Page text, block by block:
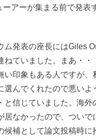
ーアーが集まる前で発表
ム発表の座長にはGiles
ねていました。まあ・・
い印象もある人ですが、
選んでくれたので悪いよ
と信じていました。海外
居なかったので、ついで
候補として論文投稿時に